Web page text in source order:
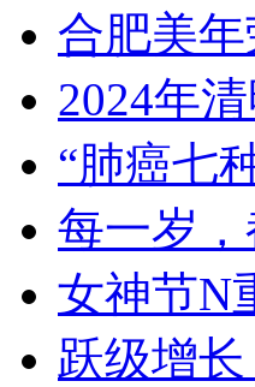
合肥美年
2024年
“肺癌七
每一岁
女神节N
跃级增